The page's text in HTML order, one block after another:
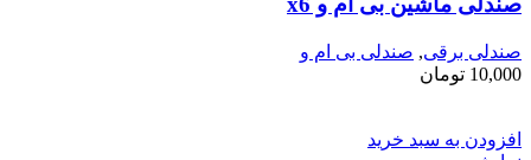
صندلی برقی, صندلی بی ام و
10,000 تومان
افزودن به سبد خرید